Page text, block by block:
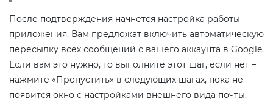
После подтверждения начнется настройка работы
приложения. Вам предложат включить автоматическую
пересылку всех сообщений с вашего аккаунта в Google.
Если вам это нужно, то выполните этот шаг, если нет –
нажмите «Пропустить» в следующих шагах, пока не
появится окно с настройками внешнего вида почты.